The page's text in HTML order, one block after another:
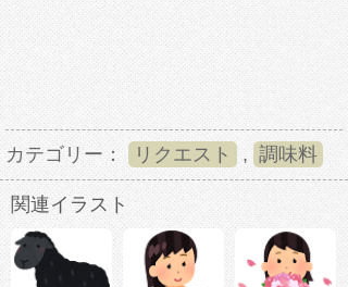
カテゴリー： リクエスト , 調味料
関連イラスト